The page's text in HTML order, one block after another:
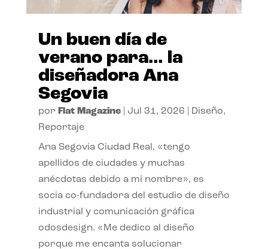
Un buen día de
verano para… la
diseñadora Ana
Segovia
por Flat Magazine| Jul 31, 2026 Diseño,
Reportaje
Ana Segovia Ciudad Real, «tengo
apellidos de ciudades y muchas
anécdotas debido a mi nombre», es
socia co-fundadora del estudio de diseño
industrial y comunicación gráfica
odosdesign. «Me dedico al diseño
porque me encanta solucionar